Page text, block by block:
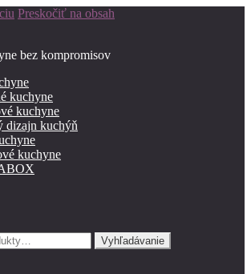
Preskočiť na obsah
bez kompromisov
kuchyne
kuchyne
dizajn kuchýň
kuchyne
Vyhľadávanie